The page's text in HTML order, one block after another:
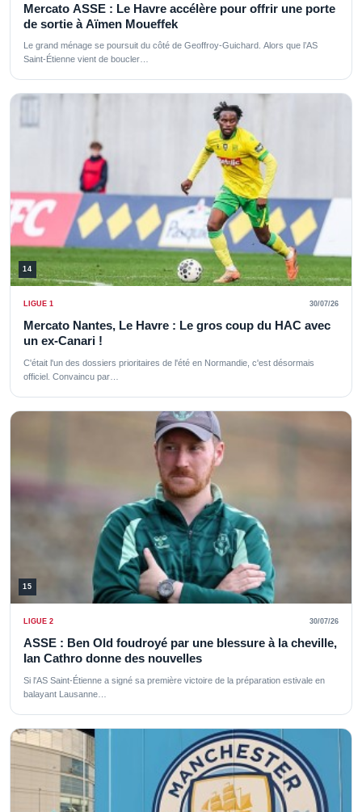
Mercato ASSE : Le Havre accélère pour offrir une porte
de sortie à Aïmen Moueffek
Le grand ménage se poursuit du côté de Geoffroy-Guichard. Alors que l’AS
Saint-Étienne vient de boucler…
14
LIGUE 1 30/07/26
Mercato Nantes, Le Havre : Le gros coup du HAC avec
un ex-Canari !
C'était l'un des dossiers prioritaires de l'été en Normandie, c'est désormais
officiel. Convaincu par…
15
LIGUE 2 30/07/26
ASSE : Ben Old foudroyé par une blessure à la cheville,
Ian Cathro donne des nouvelles
Si l'AS Saint-Étienne a signé sa première victoire de la préparation estivale en
balayant Lausanne…